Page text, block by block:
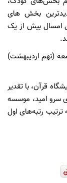
بخش ها‌ی
امسال بیش از یک
(نهم اردیبهشت)
قرآن، با تقدیر
سرو امید، موسسه
رتبه‌های اول